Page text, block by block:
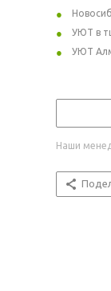
УЮТ в
УЮТ
Наши